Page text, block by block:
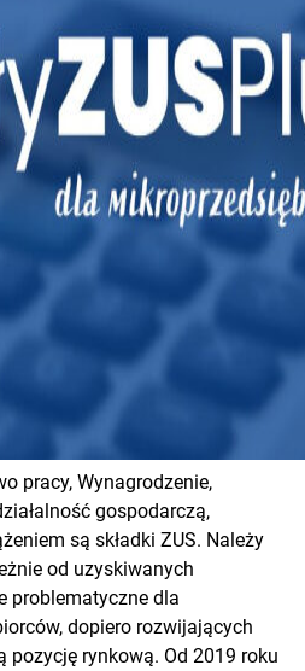
pracy, Wynagrodzenie,
gospodarczą,
są składki ZUS. Należy
od uzyskiwanych
problematyczne dla
dopiero rozwijających
pozycję rynkową. Od 2019 roku